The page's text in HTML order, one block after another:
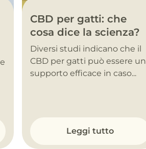
CBD per gatti: che
cosa dice la scienza?
Diversi studi indicano che il
CBD per gatti può essere un
supporto efficace in caso...
Leggi tutto